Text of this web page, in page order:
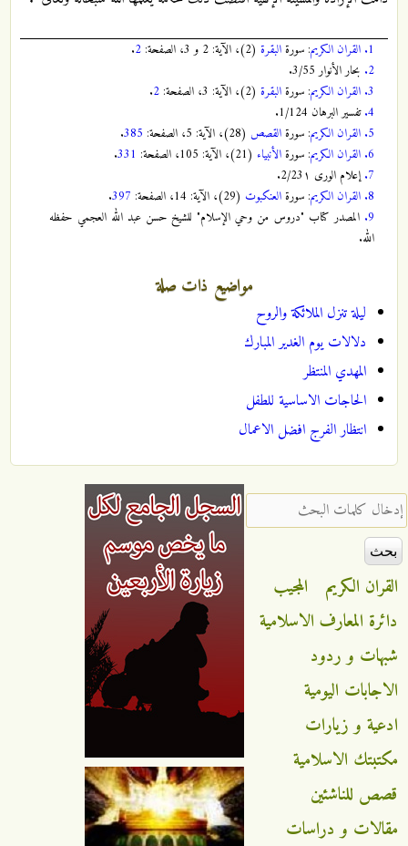
1. القران الكريم: سورةالبقرة (2)، الآية: 2 و 3، الصفحة: 2
.
2. بحار الأنوار 3/55.
3. القران الكريم: سورةالبقرة (2)، الآية: 3، الصفحة: 2
.
4. تفسير البرهان 1/124.
5. القران الكريم: سورةالقصص (28)، الآية: 5، الصفحة: 385
.
6. القران الكريم: سورةالأنبياء (21)، الآية: 105، الصفحة: 331
.
7. إعلام الورى 2/23١.
8. القران الكريم: سورةالعنكبوت (29)، الآية: 14، الصفحة: 397
.
9. المصدر كتاب "دروس من وحي الإسلام" للشيخ حسن عبد الله العجمي حفظه
الله.
مواضيع ذات صلة
ليلة تنزل الملائكة والروح
دلالات يوم الغدير المبارك
المهدي المنتظر
الحاجات الاساسية للطفل
انتظار الفرج افضل الاعمال
‏إدخال كلمات البحث ‏
القران الكريم
المجيب
دائرة المعارف الاسلامية
شبهات و ردود
الاجابات اليومية
ادعية و زيارات
مكتبتك الاسلامية
قصص للناشئين
مقالات و دراسات